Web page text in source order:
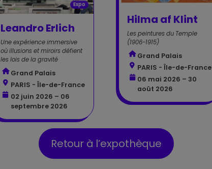
Expo
Leandro Erlich
Une expérience immersive
où illusions et miroirs défient
les lois de la gravité
Grand Palais
PARIS - Île-de-France
02 juin 2026 – 06
septembre 2026
Hilma af Klint
Les peintures du Temple
(1906-1915)
Grand Palais
PARIS - Île-de-France
06 mai 2026 – 30
août 2026
Retour à l’expothèque